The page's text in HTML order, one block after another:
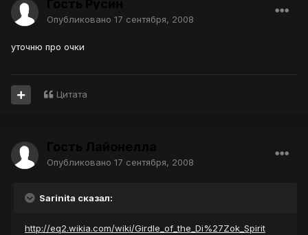
Опубликовано 17 сентября, 2008
уточню про очки
Цитата
Опубликовано 17 сентября, 2008
Sarinita сказал:
http://eq2.wikia.com/wiki/Girdle_of_the_Di%27Zok_Spirit